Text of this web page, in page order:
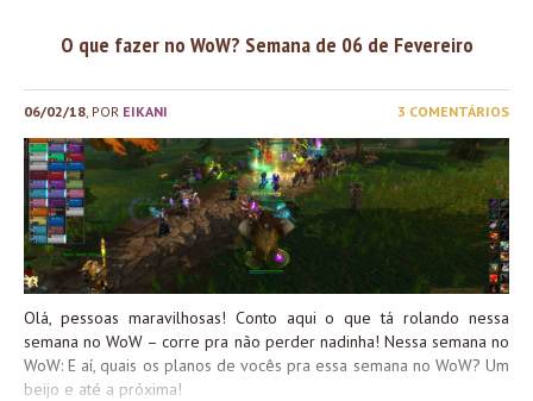
O que fazer no WoW? Semana de 06 de Fevereiro
06/02/18 , POR EIKANI 3 COMENTÁRIOS
Olá, pessoas maravilhosas! Conto aqui o que tá rolando nessa
semana no WoW – corre pra não perder nadinha! Nessa semana no
WoW: E aí, quais os planos de vocês pra essa semana no WoW? Um
beijo e até a próxima!